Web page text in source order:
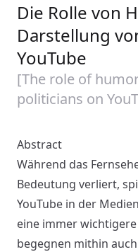
Die Rolle von
Darstellung
YouTube
[The role of
politicians on
Abstract
Während das
Bedeutung verliert,
YouTube in der
eine immer
begegnen mithin